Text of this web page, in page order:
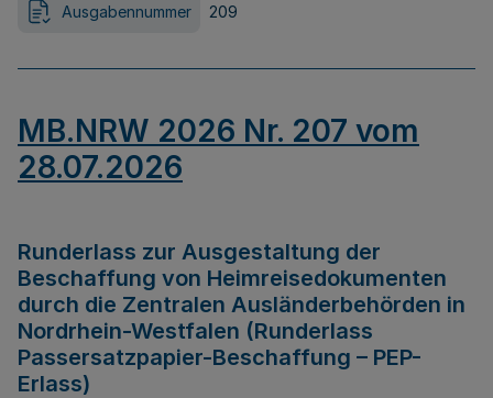
Ausgabennummer 209
MB.NRW 2026 Nr. 207 vom
28.07.2026
Runderlass zur Ausgestaltung der
Beschaffung von Heimreisedokumenten
durch die Zentralen Ausländerbehörden in
Nordrhein-Westfalen (Runderlass
Passersatzpapier-Beschaffung – PEP-
Erlass)